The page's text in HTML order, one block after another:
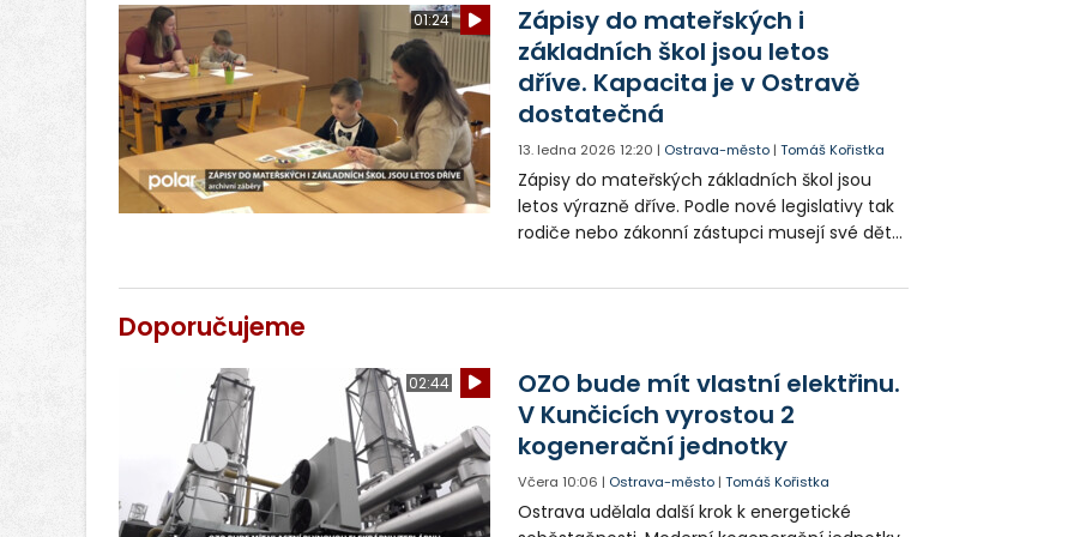
01:24
Zápisy do mateřských i
základních škol jsou letos
dříve. Kapacita je v Ostravě
dostatečná
13. ledna 2026 12:20 | Ostrava-město |Tomáš Kořistka
Zápisy do mateřských základních škol jsou
letos výrazně dříve. Podle nové legislativy tak
rodiče nebo zákonní zástupci musejí své děti
únorem. Do školky pak od poloviny března.
Doporučujeme
02:44
OZO bude mít vlastní elektřinu.
V Kunčicích vyrostou 2
kogenerační jednotky
Včera 10:06 | Ostrava-město |Tomáš Kořistka
Ostrava udělala další krok k energetické